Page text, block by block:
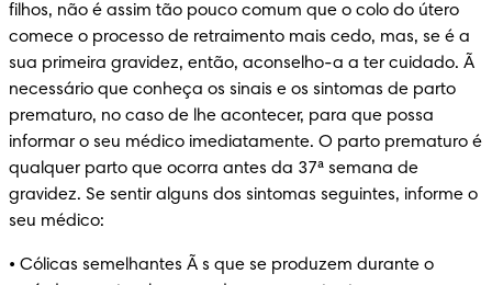
filhos, não é assim tão pouco comum que o colo do útero
comece o processo de retraimento mais cedo, mas, se é a
sua primeira gravidez, então, aconselho-a a ter cuidado. Ã
necessário que conheça os sinais e os sintomas de parto
prematuro, no caso de lhe acontecer, para que possa
informar o seu médico imediatamente. O parto prematuro é
qualquer parto que ocorra antes da 37ª semana de
gravidez. Se sentir alguns dos sintomas seguintes, informe o
seu médico:
• Cólicas semelhantes Ã s que se produzem durante o